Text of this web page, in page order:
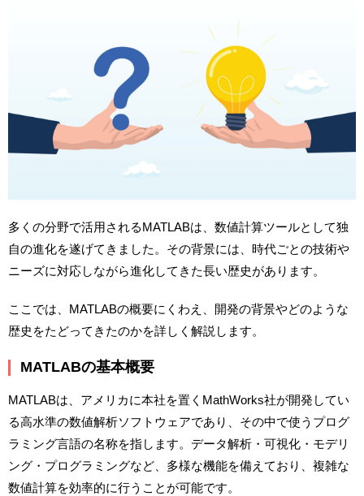
多くの分野で活用されるMATLABは、数値計算ツールとして独
自の進化を遂げてきました。その背景には、時代ごとの技術や
ニーズに対応しながら進化してきた長い歴史があります。
ここでは、MATLABの概要にくわえ、開発の背景やどのような
歴史をたどってきたのかを詳しく解説します。
MATLABの基本概要
MATLABは、アメリカに本社を置くMathWorks社が開発してい
る高水準の数値解析ソフトウェアであり、その中で使うプログ
ラミング言語の名称を指します。データ解析・可視化・モデリ
ング・プログラミングなど、多様な機能を備えており、複雑な
数値計算を効率的に行うことが可能です。